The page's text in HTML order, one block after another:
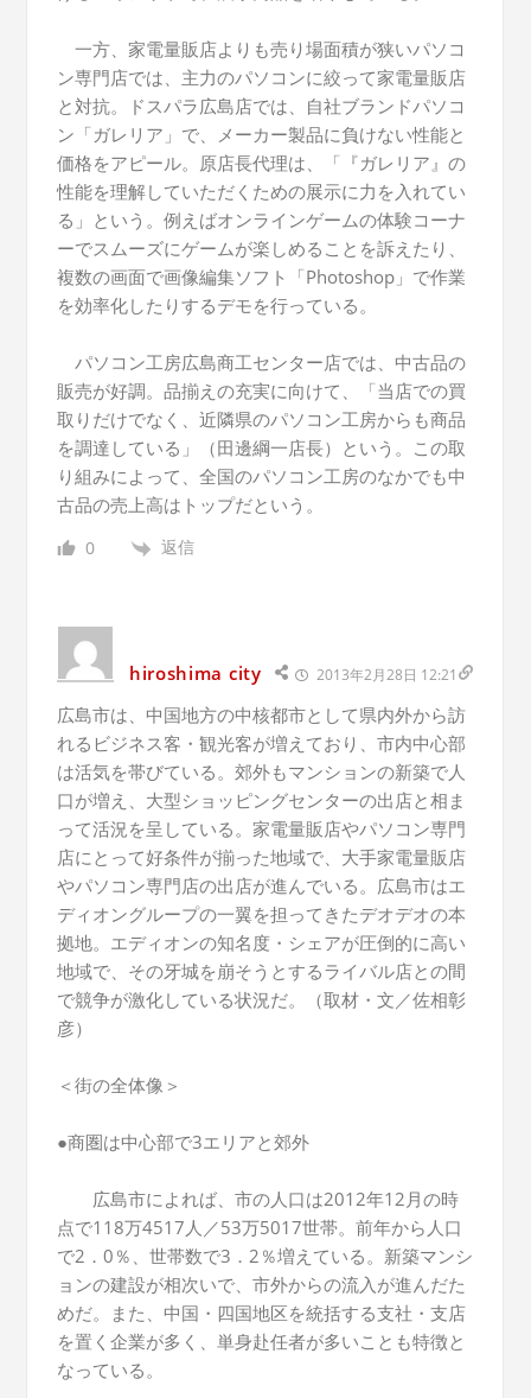
一方、家電量販店よりも売り場面積が狭いパソコ
ン専門店では、主力のパソコンに絞って家電量販店
と対抗。ドスパラ広島店では、自社ブランドパソコ
ン「ガレリア」で、メーカー製品に負けない性能と
価格をアピール。原店長代理は、「『ガレリア』の
性能を理解していただくための展示に力を入れてい
る」という。例えばオンラインゲームの体験コーナ
ーでスムーズにゲームが楽しめることを訴えたり、
複数の画面で画像編集ソフト「Photoshop」で作業
を効率化したりするデモを行っている。
パソコン工房広島商工センター店では、中古品の
販売が好調。品揃えの充実に向けて、「当店での買
取りだけでなく、近隣県のパソコン工房からも商品
を調達している」（田邊綱一店長）という。この取
り組みによって、全国のパソコン工房のなかでも中
古品の売上高はトップだという。
0 返信
hiroshima city 2013年2月28日 12:21
広島市は、中国地方の中核都市として県内外から訪
れるビジネス客・観光客が増えており、市内中心部
は活気を帯びている。郊外もマンションの新築で人
口が増え、大型ショッピングセンターの出店と相ま
って活況を呈している。家電量販店やパソコン専門
店にとって好条件が揃った地域で、大手家電量販店
やパソコン専門店の出店が進んでいる。広島市はエ
ディオングループの一翼を担ってきたデオデオの本
拠地。エディオンの知名度・シェアが圧倒的に高い
地域で、その牙城を崩そうとするライバル店との間
で競争が激化している状況だ。（取材・文／佐相彰
彦）
＜街の全体像＞
●商圏は中心部で3エリアと郊外
広島市によれば、市の人口は2012年12月の時
点で118万4517人／53万5017世帯。前年から人口
で2．0％、世帯数で3．2％増えている。新築マンシ
ョンの建設が相次いで、市外からの流入が進んだた
めだ。また、中国・四国地区を統括する支社・支店
を置く企業が多く、単身赴任者が多いことも特徴と
なっている。